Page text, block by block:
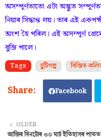
অসম্পূৰ্ণতাতো এটা অদ্ভুত
নিয়াৰ সিদ্ধান্ত লয়। তাৰ এই
অংশ হৈ পৰিল। এই অসম্পূৰ্ণ
বুজি পালে।
Tags চুটিগল্প বিজিত
Facebook
OLDER
আজিৰ দিনটোৰ ৩০ মাৰ্চ ইতিহাসৰ পাতত